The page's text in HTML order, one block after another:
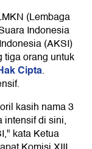
(Lembaga
Indonesia
(AKSI)
tiga orang untuk
Cipta.
kasih nama 3
intensif di sini,
kata Ketua